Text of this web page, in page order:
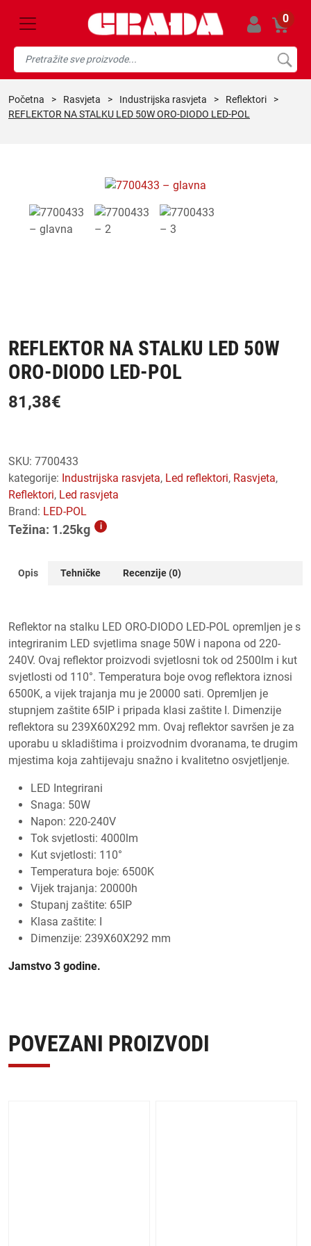
0
početna > rasvjeta > industrijska rasvjeta > reflektori
>
REFLEKTOR NA STALKU LED 50W ORO-DIODO LED-POL
REFLEKTOR NA STALKU LED 50W
ORO-DIODO LED-POL
81,38€
SKU: 7700433
kategorije: industrijska rasvjeta, led reflektori, rasvjeta,
reflektori,
led rasvjeta
Brand: LED-POL
Težina: 1.25kg i
Opis Tehničke Recenzije (0)
Reflektor na stalku LED ORO-DIODO LED-POL opremljen je s
integriranim LED svjetlima snage 50W i napona od 220-
240V. Ovaj reflektor proizvodi svjetlosni tok od 2500lm i kut
svjetlosti od 110°. Temperatura boje ovog reflektora iznosi
6500K, a vijek trajanja mu je 20000 sati. Opremljen je
stupnjem zaštite 65IP i pripada klasi zaštite I. Dimenzije
reflektora su 239X60X292 mm. Ovaj reflektor savršen je za
uporabu u skladištima i proizvodnim dvoranama, te drugim
mjestima koja zahtijevaju snažno i kvalitetno osvjetljenje.
LED Integrirani
Snaga: 50W
Napon: 220-240V
Tok svjetlosti: 4000lm
Kut svjetlosti: 110°
Temperatura boje: 6500K
Vijek trajanja: 20000h
Stupanj zaštite: 65IP
Klasa zaštite: I
Dimenzije: 239X60X292 mm
Jamstvo 3 godine.
POVEZANI PROIZVODI